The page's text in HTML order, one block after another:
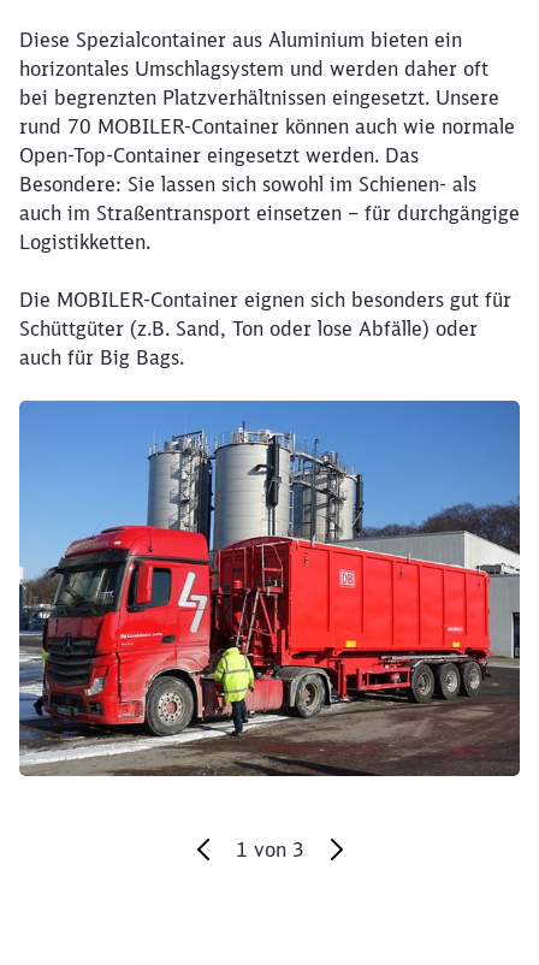
Diese Spezialcontainer aus Aluminium bieten ein
horizontales Umschlagsystem und werden daher oft
bei begrenzten Platzverhältnissen eingesetzt. Unsere
rund 70 MOBILER-Container können auch wie normale
Open-Top-Container eingesetzt werden. Das
Besondere: Sie lassen sich sowohl im Schienen- als
auch im Straßentransport einsetzen – für durchgängige
Logistikketten.
Die MOBILER-Container eignen sich besonders gut für
Schüttgüter (z.B. Sand, Ton oder lose Abfälle) oder
auch für Big Bags.
Klicken, um den folgenden Slider zu überspringen
1 von 3